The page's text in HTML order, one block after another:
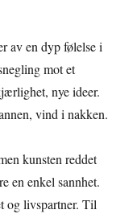
av en dyp følelse i
mot et
nye ideer.
vind i nakken.
kunsten reddet
en enkel sannhet.
og livspartner. Til